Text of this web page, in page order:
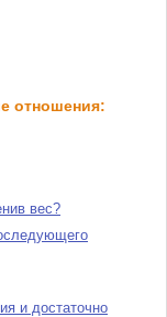
отношения:
вес?
и достаточно